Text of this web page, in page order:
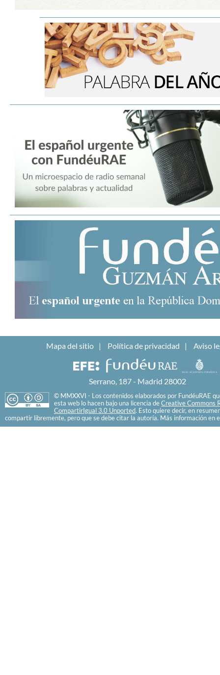
Mapa del sitio Política de privacidad Aviso
Serrano, 187 - Madrid 28002
© MMXXVI - Los contenidos elaborados por FundéuRAE
esta web lo hacen bajo una licencia de Creative Commons
CompartirIgual 3.0 Unported. Esto quiere decir, en
compartir libremente, pero que se debe citar la autoría. Más información en